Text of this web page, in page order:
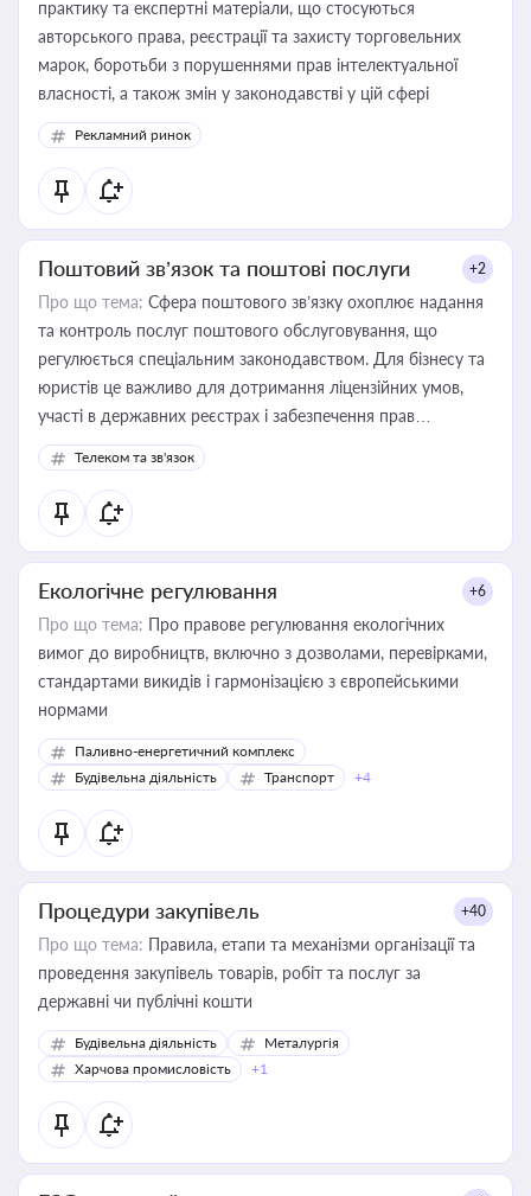
практику та експертні матеріали, що стосуються
авторського права, реєстрації та захисту торговельних
марок, боротьби з порушеннями прав інтелектуальної
власності, а також змін у законодавстві у цій сфері
Рекламний ринок
Поштовий зв’язок та поштові послуги +2
Про що тема: Сфера поштового зв’язку охоплює надання
та контроль послуг поштового обслуговування, що
регулюється спеціальним законодавством. Для бізнесу та
юристів це важливо для дотримання ліцензійних умов,
участі в державних реєстрах і забезпечення прав
споживачів.
Телеком та зв'язок
Екологічне регулювання +6
Про що тема: Про правове регулювання екологічних
вимог до виробництв, включно з дозволами, перевірками,
стандартами викидів і гармонізацією з європейськими
нормами
Паливно-енергетичний комплекс
Будівельна діяльність
Транспорт +4
Процедури закупівель +40
Про що тема: Правила, етапи та механізми організації та
проведення закупівель товарів, робіт та послуг за
державні чи публічні кошти
Будівельна діяльність
Металургія
Харчова промисловість
+1